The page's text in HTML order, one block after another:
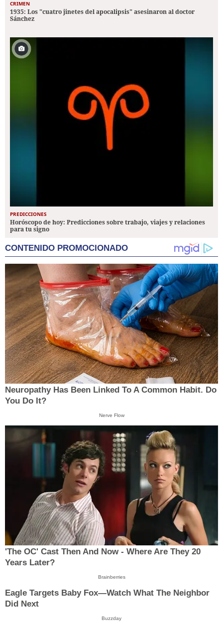
CRIMEN
1935: Los "cuatro jinetes del apocalipsis" asesinaron al doctor
Sánchez
PREDICCIONES
Horóscopo de hoy: Predicciones sobre trabajo, viajes y relaciones
para tu signo
CONTENIDO PROMOCIONADO
Neuropathy Has Been Linked To A Common Habit. Do
You Do It?
Nerve Flow
'The OC' Cast Then And Now - Where Are They 20
Years Later?
Brainberries
Eagle Targets Baby Fox—Watch What The Neighbor
Did Next
Buzzday